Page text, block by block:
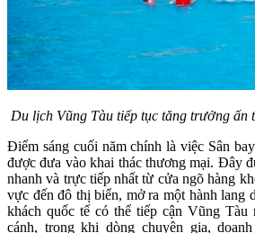
Du lịch Vũng Tàu tiếp tục tăng trưởng
Điểm sáng cuối năm chính là việc Sân
được đưa vào khai thác thương mại. Đây
nhanh và trực tiếp nhất từ cửa ngõ hàng
vực đến đô thị biển, mở ra một hành lang
khách quốc tế có thể tiếp cận Vũng Tàu
cánh, trong khi dòng chuyên gia,